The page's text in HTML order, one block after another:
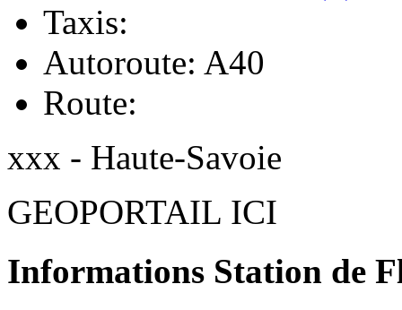
Taxis:
Autoroute: A40
Route:
xxx - Haute-Savoie
GEOPORTAIL ICI
Informations Station de